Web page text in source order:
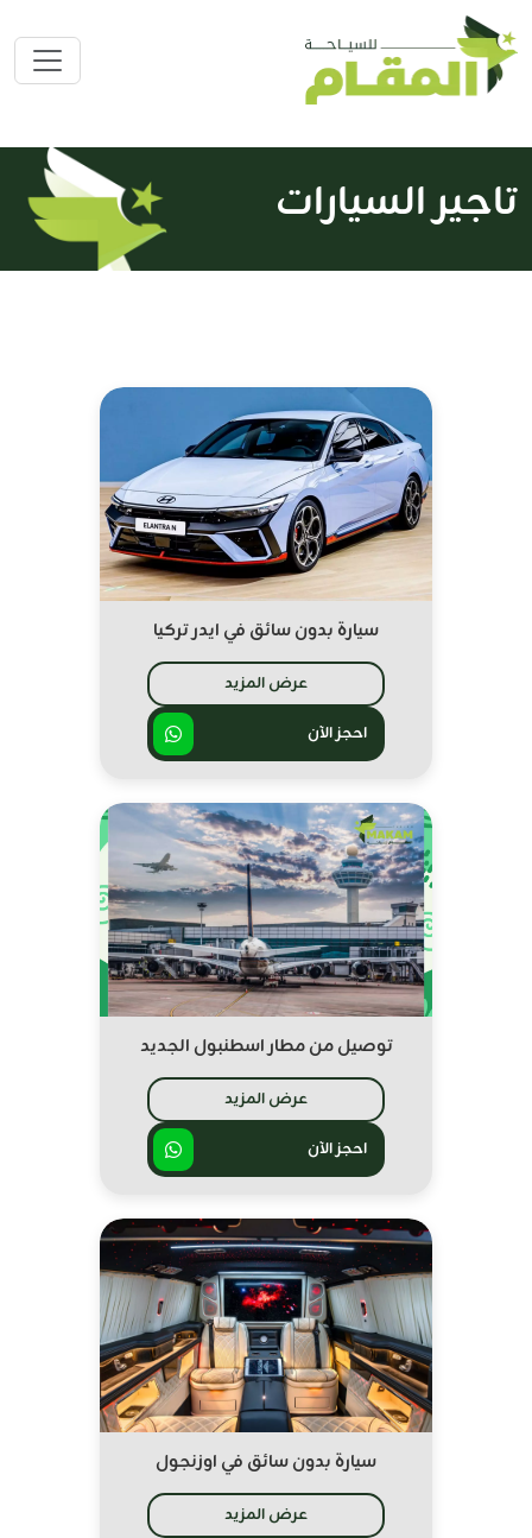
تاجير السيارات
سيارة بدون سائق في ايدر تركيا
عرض المزيد
احجز الآن
توصيل من مطار اسطنبول الجديد
عرض المزيد
احجز الآن
سيارة بدون سائق في اوزنجول
عرض المزيد